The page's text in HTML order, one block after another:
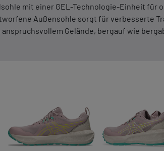
mit einer GEL-Technologie-Einheit
Außensohle sorgt für verbesserte
Gelände, bergauf wie